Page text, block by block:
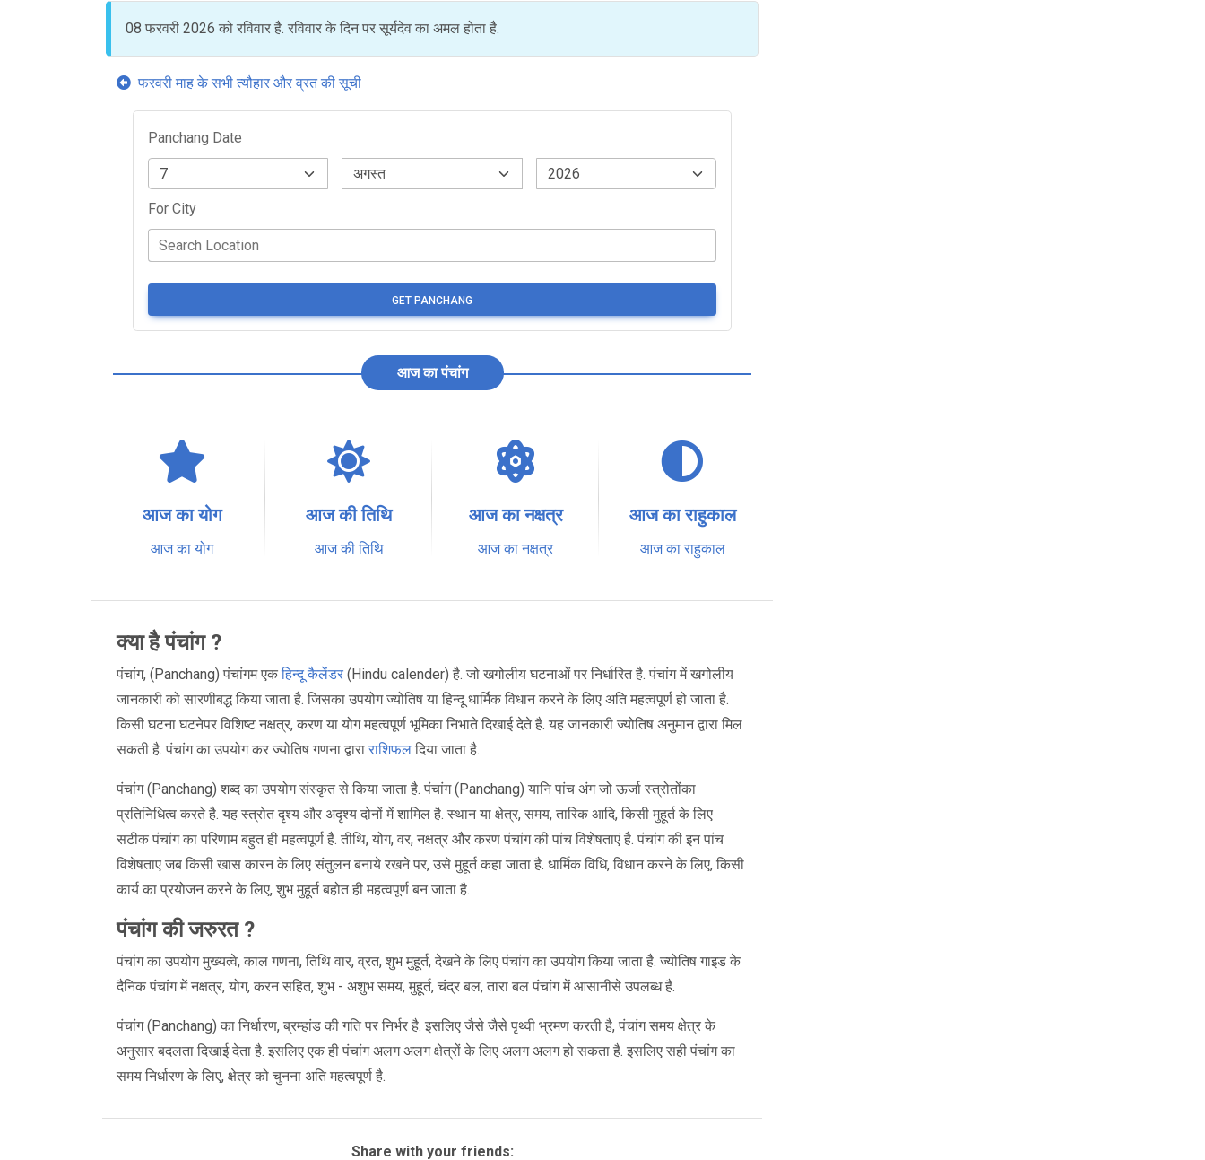
08 फरवरी 2026 को रविवार है. रविवार के दिन पर सूर्यदेव का अमल होता है.
फरवरी माह के सभी त्यौहार और व्रत की सूची
Panchang Date
For City
GET PANCHANG
आज का पंचांग
आज का योग
आज का योग
आज की तिथि
आज की तिथि
आज का नक्षत्र
आज का नक्षत्र
आज का राहुकाल
आज का राहुकाल
क्या है पंचांग ?
पंचांग, (Panchang) पंचांगम एकहिन्दू कैलेंडर (Hindu calender) है. जो खगोलीय घटनाओं पर निर्धारित है. पंचांग में खगोलीय
जानकारी को सारणीबद्ध किया जाता है. जिसका उपयोग ज्योतिष या हिन्दू धार्मिक विधान करने के लिए अति महत्वपूर्ण हो जाता है.
किसी घटना घटनेपर विशिष्ट नक्षत्र, करण या योग महत्वपूर्ण भूमिका निभाते दिखाई देते है. यह जानकारी ज्योतिष अनुमान द्वारा मिल
सकती है. पंचांग का उपयोग कर ज्योतिष गणना द्वाराराशिफल दिया जाता है.
पंचांग (Panchang) शब्द का उपयोग संस्कृत से किया जाता है. पंचांग (Panchang) यानि पांच अंग जो ऊर्जा स्त्रोतोंका
प्रतिनिधित्व करते है. यह स्त्रोत दृश्य और अदृश्य दोनों में शामिल है. स्थान या क्षेत्र, समय, तारिक आदि, किसी मुहूर्त के लिए
सटीक पंचांग का परिणाम बहुत ही महत्वपूर्ण है. तीथि, योग, वर, नक्षत्र और करण पंचांग की पांच विशेषताएं है. पंचांग की इन पांच
विशेषताए जब किसी खास कारन के लिए संतुलन बनाये रखने पर, उसे मुहूर्त कहा जाता है. धार्मिक विधि, विधान करने के लिए, किसी
कार्य का प्रयोजन करने के लिए, शुभ मुहूर्त बहोत ही महत्वपूर्ण बन जाता है.
पंचांग की जरुरत ?
पंचांग का उपयोग मुख्यत्वे, काल गणना, तिथि वार, व्रत, शुभ मुहूर्त, देखने के लिए पंचांग का उपयोग किया जाता है. ज्योतिष गाइड के
दैनिक पंचांग में नक्षत्र, योग, करन सहित, शुभ - अशुभ समय, मुहूर्त, चंद्र बल, तारा बल पंचांग में आसानीसे उपलब्ध है.
पंचांग (Panchang) का निर्धारण, ब्रम्हांड की गति पर निर्भर है. इसलिए जैसे जैसे पृथ्वी भ्रमण करती है, पंचांग समय क्षेत्र के
अनुसार बदलता दिखाई देता है. इसलिए एक ही पंचांग अलग अलग क्षेत्रों के लिए अलग अलग हो सकता है. इसलिए सही पंचांग का
समय निर्धारण के लिए, क्षेत्र को चुनना अति महत्वपूर्ण है.
Share with your friends: